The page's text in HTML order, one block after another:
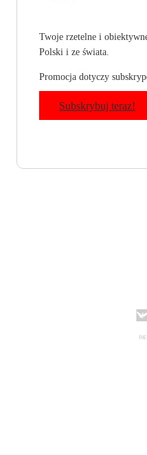
Twoje rzetelne i
Polski i ze świata.
Promocja dotyczy
Subskrybuj teraz!